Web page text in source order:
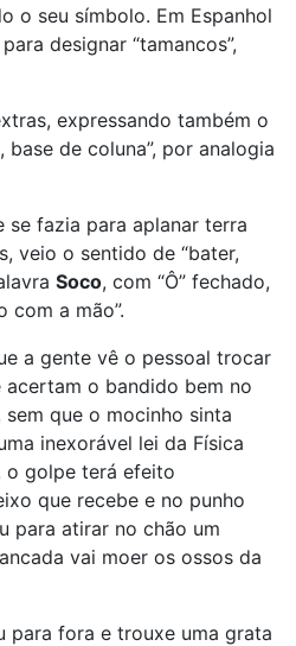
o seu símbolo. Em Espanhol
para designar “tamancos”,
expressando também o
de coluna”, por analogia
se fazia para aplanar terra
veio o sentido de “bater,
Soco, com “Ô” fechado,
com a mão”.
a gente vê o pessoal trocar
acertam o bandido bem no
que o mocinho sinta
inexorável lei da Física
o golpe terá efeito
que recebe e no punho
para atirar no chão um
vai moer os ossos da
para fora e trouxe uma grata